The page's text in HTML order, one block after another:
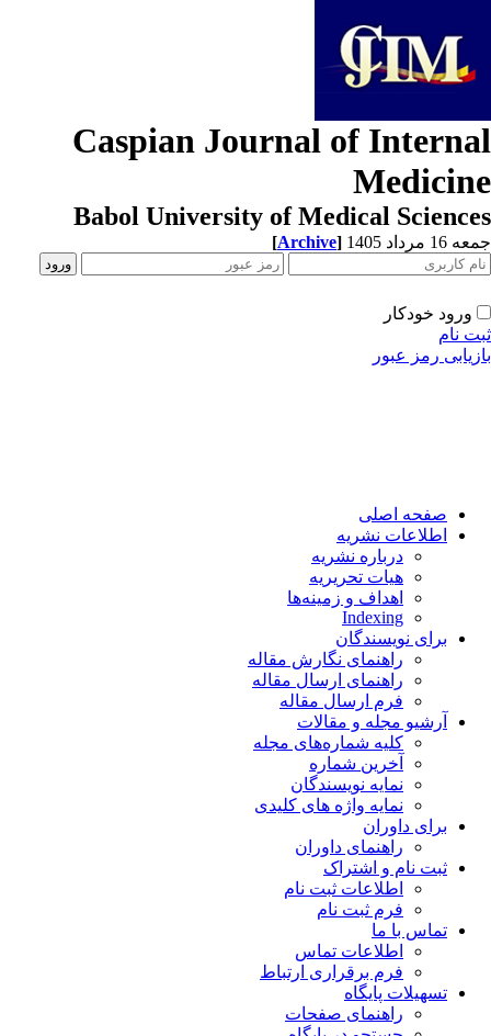
Caspian Journal of
Babol University of Medical
مرداد 1405 [Archive]
ورود خودکار
نام
رمز عبور
صفحه اصلی
اطلاعات نشریه
درباره نشریه
هیات تحریریه
اهداف و زمینه‌ها
Indexing
برای نویسندگان
راهنمای نگارش مقاله
راهنمای ارسال مقاله
فرم ارسال مقاله
آرشیو مجله و مقالات
کلیه شماره‌های مجله
آخرین شماره
نمایه نویسندگان
نمایه واژه های کلیدی
برای داوران
راهنمای داوران
ثبت نام و اشتراک
اطلاعات ثبت نام
فرم ثبت نام
تماس با ما
اطلاعات تماس
فرم برقراری ارتباط
تسهیلات پایگاه
راهنمای صفحات